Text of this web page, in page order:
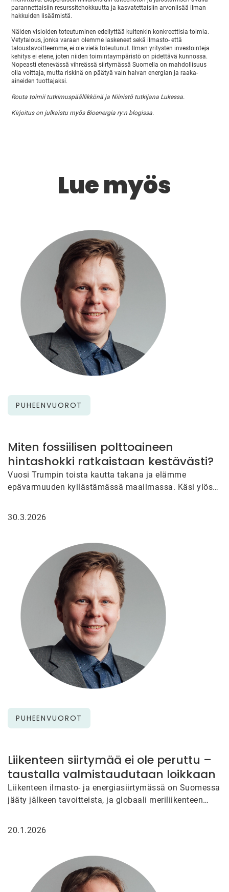
parannettaisiin resurssitehokkuutta ja kasvatettaisiin arvonlisää ilman
hakkuiden lisäämistä.
Näiden visioiden toteutuminen edellyttää kuitenkin konkreettisia toimia.
Vetytalous, jonka varaan olemme laskeneet sekä ilmasto- että
taloustavoitteemme, ei ole vielä toteutunut. Ilman yritysten investointeja
kehitys ei etene, joten niiden toimintaympäristö on pidettävä kunnossa.
Nopeasti etenevässä vihreässä siirtymässä Suomella on mahdollisuus
olla voittaja, mutta riskinä on päätyä vain halvan energian ja raaka-
aineiden tuottajaksi.
Routa toimii tutkimuspäällikkönä ja Niinistö tutkijana Lukessa.
Kirjoitus on julkaistu myös Bioenergia ry:n blogissa.
Lue myös
PUHEENVUOROT
Miten fossiilisen polttoaineen
hintashokki ratkaistaan kestävästi?
Vuosi Trumpin toista kautta takana ja elämme
epävarmuuden kyllästämässä maailmassa. Käsi ylös
30.3.2026
PUHEENVUOROT
Liikenteen siirtymää ei ole peruttu –
taustalla valmistaudutaan loikkaan
Liikenteen ilmasto- ja energiasiirtymässä on Suomessa
jääty jälkeen tavoitteista, ja globaali meriliikenteen
neuvotteluihin…
20.1.2026